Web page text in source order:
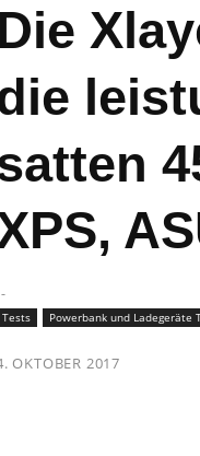
Die
-
Tests
Powerbank und Ladegeräte
OKTOBER 2017